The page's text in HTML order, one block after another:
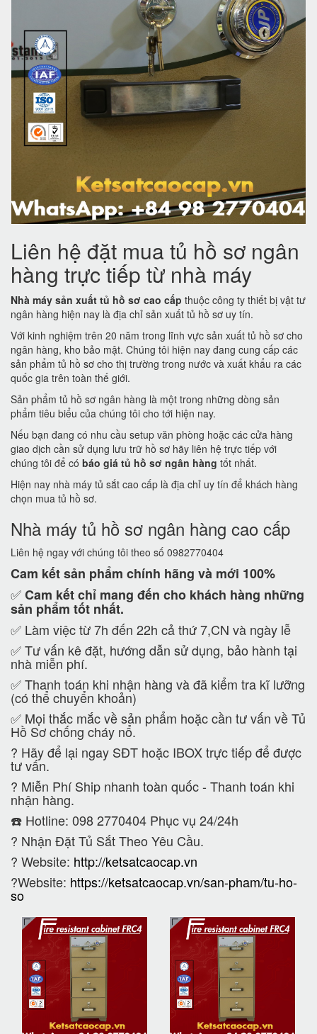
Liên hệ đặt mua tủ hồ sơ ngân
hàng trực tiếp từ nhà máy
Nhà máy sản xuất tủ hồ sơ cao cấp thuộc công ty thiết bị vật tư
ngân hàng hiện nay là địa chỉ sản xuất tủ hồ sơ uy tín.
Với kinh nghiệm trên 20 năm trong lĩnh vực sản xuất tủ hồ sơ cho
ngân hàng, kho bảo mật. Chúng tôi hiện nay đang cung cấp các
sản phẩm tủ hồ sơ cho thị trường trong nước và xuất khẩu ra các
quốc gia trên toàn thế giới.
Sản phẩm tủ hồ sơ ngân hàng là một trong những dòng sản
phẩm tiêu biểu của chúng tôi cho tới hiện nay.
Nếu bạn đang có nhu cầu setup văn phòng hoặc các cửa hàng
giao dịch cần sử dụng lưu trữ hồ sơ hãy liên hệ trực tiếp với
chúng tôi để có báo giá tủ hồ sơ ngân hàng tốt nhất.
Hiện nay nhà máy tủ sắt cao cấp là địa chỉ uy tín để khách hàng
chọn mua tủ hồ sơ.
Nhà máy tủ hồ sơ ngân hàng cao cấp
Liên hệ ngay với chúng tôi theo số 0982770404
Cam kếtsản phẩm chính hãng và mới 100%
✅Cam kếtchỉ mang đến cho khách hàng những
sản phẩm tốt nhất.
✅ Làm việc từ 7h đến 22h cả thứ 7,CN và ngày lễ
✅ Tư vấn kê đặt, hướng dẫn sử dụng, bảo hành tại
nhà miễn phí.
✅ Thanh toán khi nhận hàng và đã kiểm tra kĩ lưỡng
(có thể chuyển khoản)
✅ Mọi thắc mắc về sản phẩm hoặc cần tư vấn về Tủ
Hồ Sơ chống cháy nổ.
? Hãy để lại ngay SĐT hoặc IBOX trực tiếp để được
tư vấn.
? Miễn Phí Ship nhanh toàn quốc - Thanh toán khi
nhận hàng.
☎️ Hotline: 098 2770404 Phục vụ 24/24h
? Nhận Đặt Tủ Sắt Theo Yêu Cầu.
? Website: http://ketsatcaocap.vn
?Website: https://ketsatcaocap.vn/san-pham/tu-ho-
so